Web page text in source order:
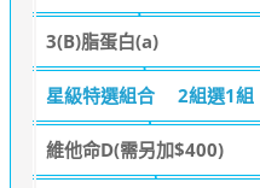
3(B)脂蛋白(a)
星級特選組合 2組選1組
維他命D(需另加$400)